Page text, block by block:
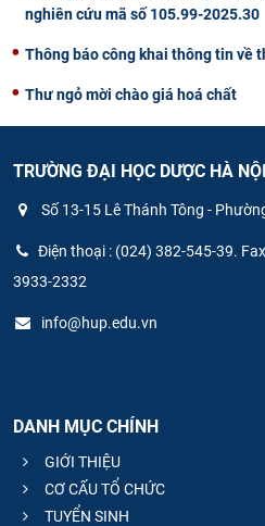
nghiên cứu mã số 105.99-2025.30
Thông báo công khai thông tin về
Thư ngỏ mời chào giá hoá chất
TRƯỜNG ĐẠI HỌC DƯỢC HÀ NỘI
Số 13-15 Lê Thánh Tông -
Điện thoại : (024) 382-545-39.
3933-2332
info@hup.edu.vn
DANH MỤC CHÍNH
GIỚI THIỆU
CƠ CẤU TỔ CHỨC
TUYỂN SINH